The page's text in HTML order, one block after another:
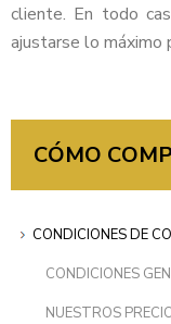
cliente. En todo
ajustarse lo máximo
CÓMO
CONDICIONES DE
CONDICIONES
NUESTROS